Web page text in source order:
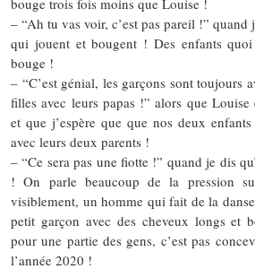
bouge trois fois moins que Louise !
– “Ah tu vas voir, c’est pas pareil !” quand
qui jouent et bougent ! Des enfants
bouge !
– “C’est génial, les garçons sont toujours
filles avec leurs papas !” alors que Louise
et que j’espère que que nos deux
avec leurs deux parents !
– “Ce sera pas une fiotte !” quand je dis
! On parle beaucoup de la pression
visiblement, un homme qui fait de la
petit garçon avec des cheveux longs et
pour une partie des gens, c’est pas
l’année 2020 !